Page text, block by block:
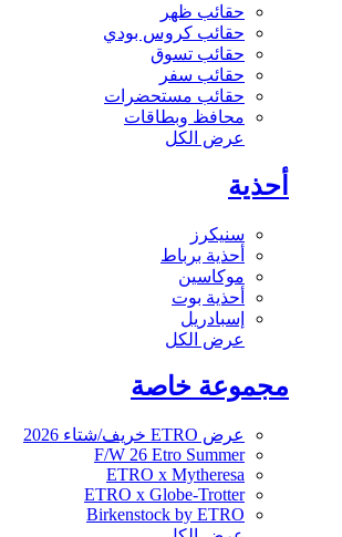
حقائب ظهر
حقائب كروس بودي
حقائب تسوق
حقائب سفر
حقائب مستحضرات
محافظ وبطاقات
عرض الكل
سنيكرز
أحذية برباط
موكاسين
أحذية بوت
إسبادريل
عرض الكل
مجموعة خاصة
عرض ETRO خريف/شتاء 2026
F/W 26 Etro Summer
ETRO x Mytheresa
ETRO x Globe-Trotter
Birkenstock by ETRO